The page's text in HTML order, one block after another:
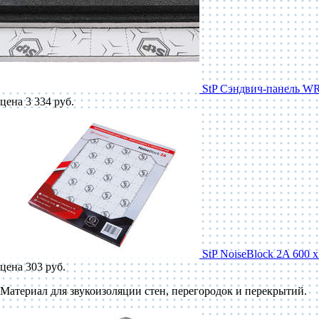
StP Сэндвич-панель
цена 3 334 руб.
StP NoiseBlock 2A 600
цена 303 руб.
Материал для звукоизоляции стен, перегородок и перекрытий.